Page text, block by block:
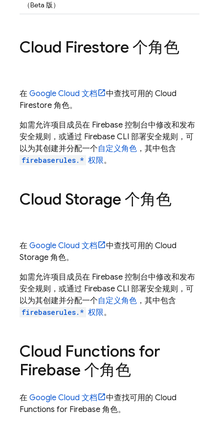
（Beta 版）
Cloud Firestore 个角色
在 Google Cloud 文档 中查找可用的 Cloud
Firestore 角色。
如需允许项目成员在 Firebase 控制台中修改和发布
安全规则，或通过 Firebase CLI 部署安全规则，可
以为其创建并分配一个自定义角色 ，其中包含
firebaserules.* 权限。
Cloud Storage 个角色
在 Google Cloud 文档 中查找可用的 Cloud
Storage 角色。
如需允许项目成员在 Firebase 控制台中修改和发布
安全规则，或通过 Firebase CLI 部署安全规则，可
以为其创建并分配一个自定义角色 ，其中包含
firebaserules.* 权限。
Cloud Functions for
Firebase 个角色
在 Google Cloud 文档 中查找可用的 Cloud
Functions for Firebase 角色。